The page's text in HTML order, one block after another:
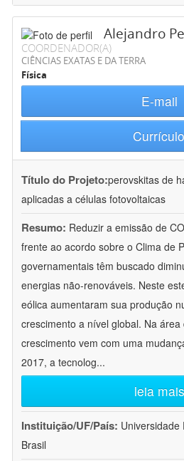
Alejandro
COORDENADOR(A)
CIÊNCIAS EXATAS E DA TERRA
Física
E-mail
Currículo
Título do Projeto:perovskitas de
aplicadas a células fotovoltaicas
Resumo: Reduzir a emissão de
frente ao acordo sobre o Clima de
governamentais têm buscado
energias não-renováveis. Neste
eólica aumentaram sua produção
crescimento a nível global. Na
crescimento vem com uma
2017, a tecnolog...
leia mais
Instituição/UF/País: Universidade
Brasil